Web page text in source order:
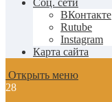
Соц. сети
ВКонтакте
Rutube
Instagram
Карта сайта
Открыть меню
28